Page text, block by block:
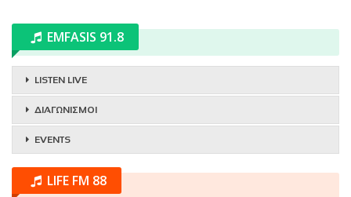
EMFASIS 91.8
LISTEN LIVE
ΔΙΑΓΩΝΙΣΜΟΙ
EVENTS
LIFE FM 88